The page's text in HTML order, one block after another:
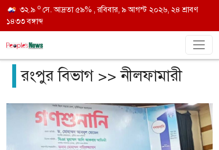
৩২.৯ o সে. আদ্রতা ৫৯% , রবিবার, ৯ আগস্ট ২০২৬, ২৪ শ্রাবণ
১৪৩৩ বঙ্গাব্দ
রংপুর বিভাগ >> নীলফামারী